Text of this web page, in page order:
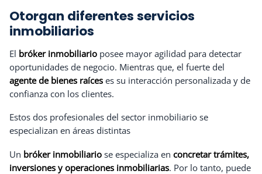
Otorgan diferentes servicios
inmobiliarios
El bróker inmobiliario posee mayor agilidad para detectar
oportunidades de negocio. Mientras que, el fuerte del
agente de bienes raíces es su interacción personalizada y de
confianza con los clientes.
Estos dos profesionales del sector inmobiliario se
especializan en áreas distintas
Un bróker inmobiliario se especializa en concretar trámites,
inversiones y operaciones inmobiliarias. Por lo tanto, puede